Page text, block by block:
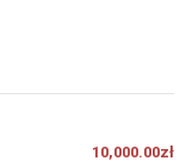
10,000.00zł